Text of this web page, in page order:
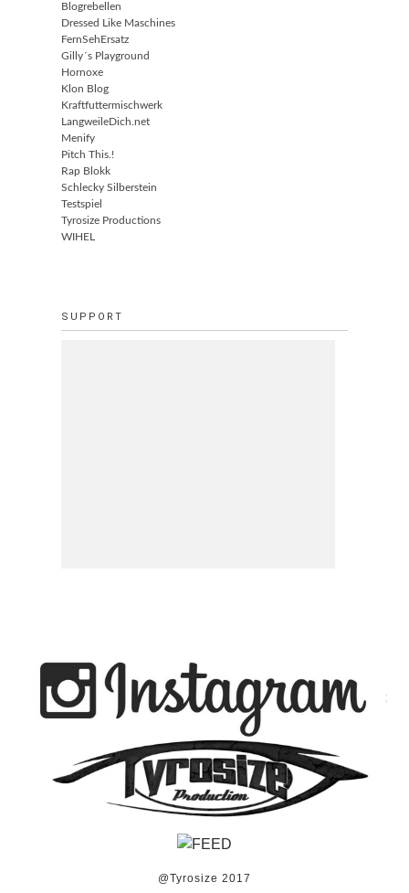
Blogrebellen
Dressed Like Maschines
FernSehErsatz
Gilly´s Playground
Hornoxe
Klon Blog
Kraftfuttermischwerk
LangweileDich.net
Menify
Pitch This.!
Rap Blokk
Schlecky Silberstein
Testspiel
Tyrosize Productions
WIHEL
SUPPORT
@Tyrosize 2017